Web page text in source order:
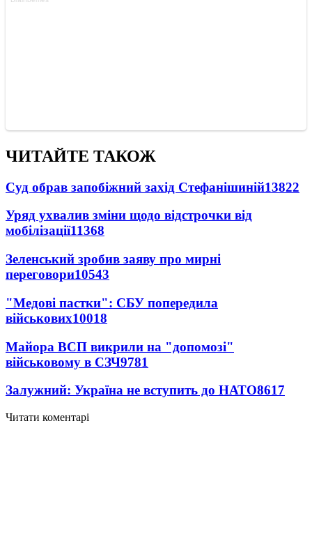
ЧИТАЙТЕ ТАКОЖ
Суд обрав запобіжний захід Стефанішиній13822
Уряд ухвалив зміни щодо відстрочки від
мобілізації11368
Зеленський зробив заяву про мирні
переговори10543
"Медові пастки": СБУ попередила
військових10018
Майора ВСП викрили на "допомозі"
військовому в СЗЧ9781
Залужний: Україна не вступить до НАТО8617
Читати коментарі